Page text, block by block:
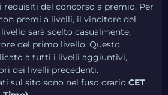
del concorso a premio. Per
premi a livelli, il vincitore del
sarà scelto casualmente,
del primo livello. Questo
a tutti i livelli aggiuntivi,
dei livelli precedenti.
sul sito sono nel fuso orario CET